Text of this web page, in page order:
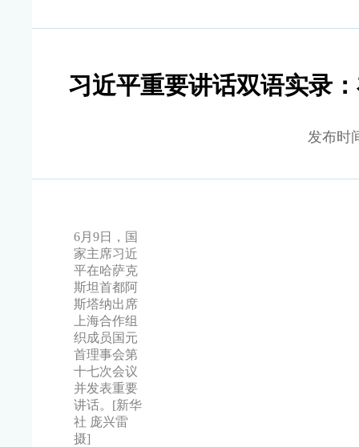
习近平重要讲话双语实录
发布时
6月9日，国
家主席习近
平在哈萨克
斯坦首都阿
斯塔纳出席
上海合作组
织成员国元
首理事会第
十七次会议
并发表重要
讲话。[新华
社 庞兴雷
摄]